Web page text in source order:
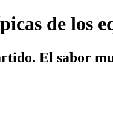
de los
El sabor